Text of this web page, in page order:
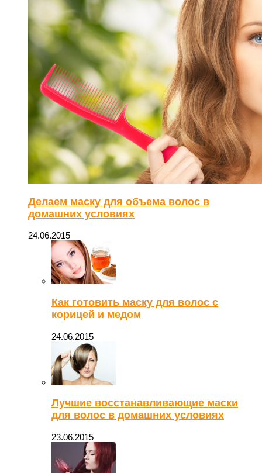
Делаем маску для объема волос в
домашних условиях
24.06.2015
Как готовить маску для волос с
корицей и медом
24.06.2015
Лучшие восстанавливающие маски
для волос в домашних условиях
23.06.2015